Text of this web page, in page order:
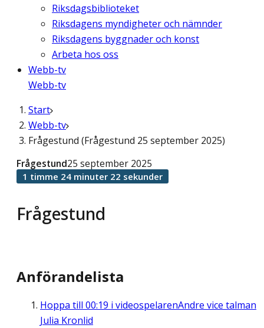
Riksdagsbiblioteket
Riksdagens myndigheter och nämnder
Riksdagens byggnader och konst
Arbeta hos oss
Webb-tv
Webb-tv
Start
Webb-tv
Frågestund (Frågestund 25 september 2025)
Frågestund
Frågestund25 september 2025
1 timme 24 minuter 22 sekunder
Anförandelista
Hoppa till 00:19 i videospelarenAndre vice talman
Julia Kronlid